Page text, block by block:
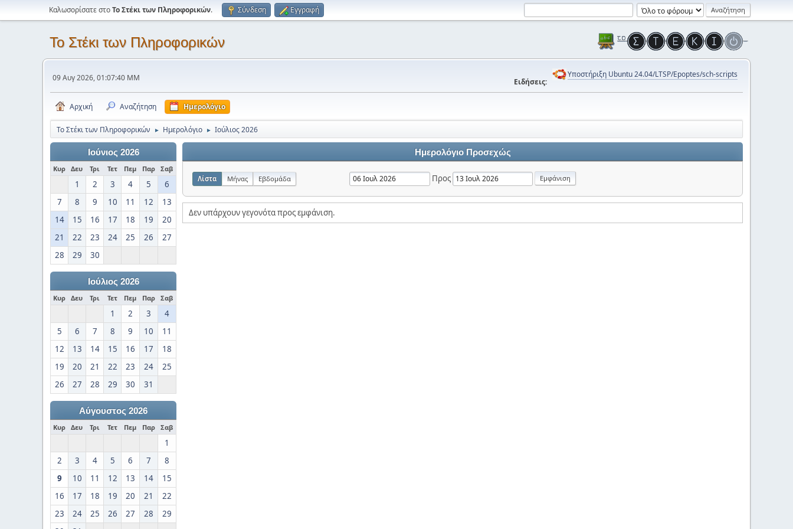
Καλωσορίσατε στοΤο Στέκι των Πληροφορικών. Σύνδεση Εγγραφή
Το Στέκι των Πληροφορικών
09 Αυγ 2026, 01:07:40 ΜΜ Ειδήσεις:
Υποστήριξη Ubuntu 24.04/LTSP/Epoptes/sch-scripts
Αρχική Αναζήτηση Ημερολόγιο
Το Στέκι των Πληροφορικών ► Ημερολόγιο ► Ιούλιος 2026
Ιούνιος 2026
Κυρ Δευ Τρι Τετ Πεμ Παρ Σαβ
1 2 3 4 5
6
7
8 9 10 11 12
13
14
15 16 17 18 19
20
21
22 23 24 25 26
27
28
29 30
Ιούλιος 2026
Κυρ Δευ Τρι Τετ Πεμ Παρ Σαβ
1 2 3
4
5
6 7 8 9 10
11
12
13 14 15 16 17
18
19
20 21 22 23 24
25
26
27 28 29 30 31
Αύγουστος 2026
Κυρ Δευ Τρι Τετ Πεμ Παρ Σαβ
1
2
3 4 5 6 7
8
9
10 11 12 13 14
15
16
17 18 19 20 21
22
23
24 25 26 27 28
29
Ημερολόγιο Προσεχώς
Λίστα Μήνας Εβδομάδα Προς
Δεν υπάρχουν γεγονότα προς εμφάνιση.